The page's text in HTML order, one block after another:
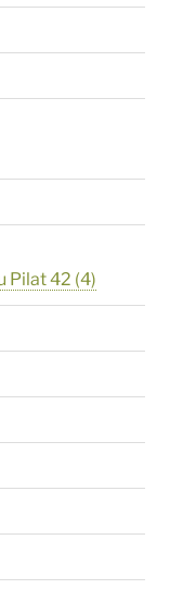
Pilat 42 (4)